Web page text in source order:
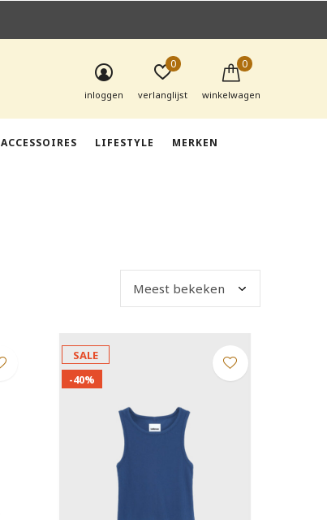
ACCESSOIRES LIFESTYLE MERKEN
inloggen verlanglijst
0
winkelwagen
0
SALE
-40%